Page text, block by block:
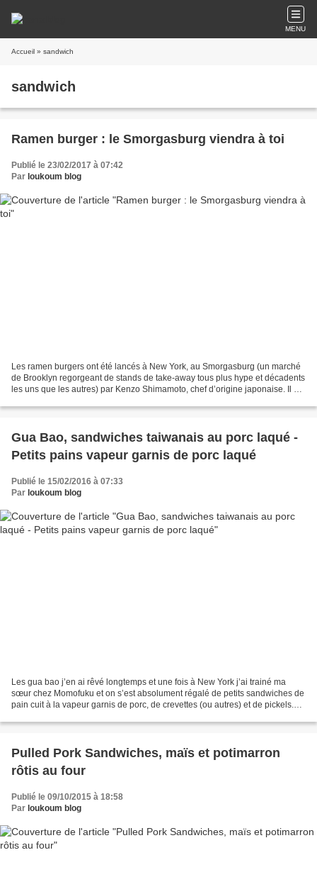
MENU
Accueil » sandwich
sandwich
Ramen burger : le Smorgasburg viendra à toi
Publié le 23/02/2017 à 07:42
Par loukoum blog
Les ramen burgers ont été lancés à New York, au Smorgasburg (un marché
de Brooklyn regorgeant de stands de take-away tous plus hype et décadents
les uns que les autres) par Kenzo Shimamoto, chef d’origine japonaise. Il a
Gua Bao, sandwiches taiwanais au porc laqué -
Petits pains vapeur garnis de porc laqué
Publié le 15/02/2016 à 07:33
Par loukoum blog
Les gua bao j’en ai rêvé longtemps et une fois à New York j’ai trainé ma
sœur chez Momofuku et on s’est absolument régalé de petits sandwiches de
pain cuit à la vapeur garnis de porc, de crevettes (ou autres) et de pickels.
Pulled Pork Sandwiches, maïs et potimarron
rôtis au four
Publié le 09/10/2015 à 18:58
Par loukoum blog